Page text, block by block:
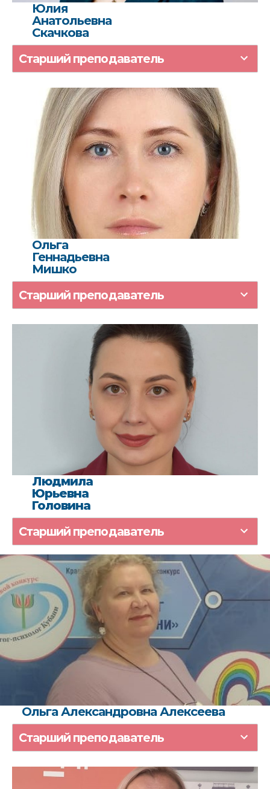
Юлия
Анатольевна
Скачкова
Старший преподаватель
Ольга
Геннадьевна
Мишко
Старший преподаватель
Людмила
Юрьевна
Головина
Старший преподаватель
Ольга Александровна Алексеева
Старший преподаватель